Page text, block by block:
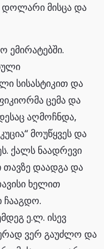
დოლარი მისცა და
ემირატებში.
სისასტიკით და
ცემა და
აღმოჩნდა,
მოუწყვეს და
ქალს ნაადრევი
დაადგა და
ხელით
ჩააგდო.
ე.ლ. ისევ
ვერ გაუძლო და